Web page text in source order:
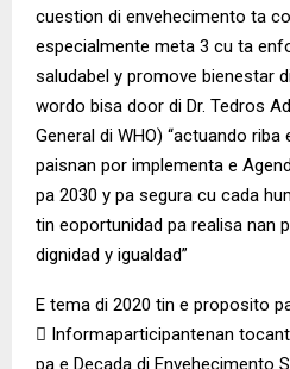
cuestion di envehecimento ta
especialmente meta 3 cu ta
saludabel y promove bienestar
wordo bisa door di Dr. Tedros
General di WHO) “actuando
paisnan por implementa e
pa 2030 y pa segura cu cada
tin eoportunidad pa realisa nan
dignidad y igualdad”
E tema di 2020 tin e proposito
 Informaparticipantenan
pa e Decada di Envehecimento